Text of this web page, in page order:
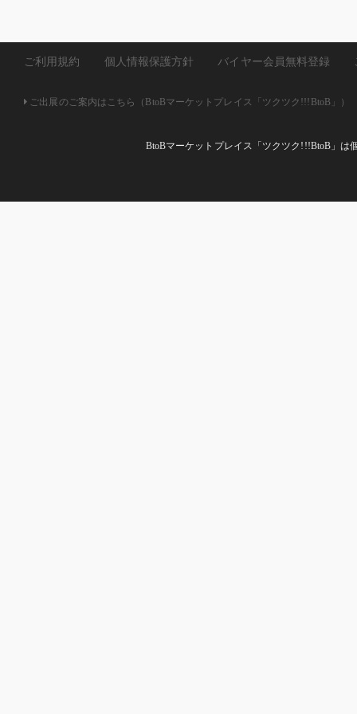
ご利用規約 個人情報保護方針 バイヤー会員無料登録
ご出展のご案内はこちら（BtoBマーケットプレイス「ツクツク!!!BtoB」）
BtoBマーケットプレイス「ツクツク!!!BtoB」は